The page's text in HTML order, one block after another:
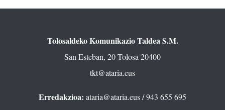
Tolosaldeko Komunikazio Taldea S.M.
San Esteban, 20 Tolosa 20400
tkt@ataria.eus
Erredakzioa: ataria@ataria.eus/ 943 655 695